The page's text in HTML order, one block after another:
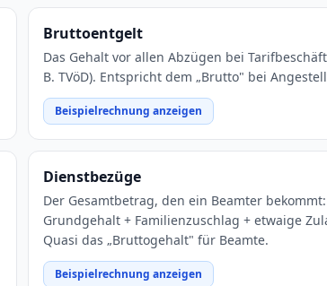
Bruttoentgelt
Das Gehalt vor allen Abzügen bei
B. TVöD). Entspricht dem „Brutto" bei
Beispielrechnung anzeigen
Dienstbezüge
Der Gesamtbetrag, den ein Beamter bekommt:
Grundgehalt + Familienzuschlag + etwaige
Quasi das „Bruttogehalt" für Beamte.
Beispielrechnung anzeigen